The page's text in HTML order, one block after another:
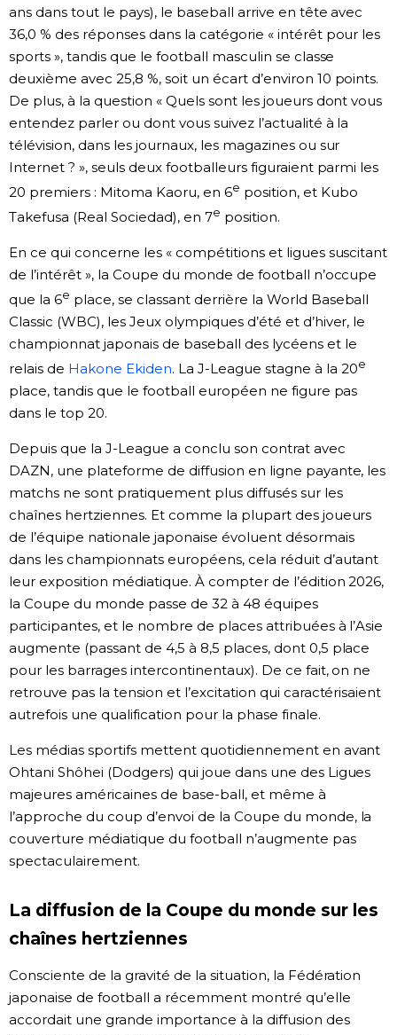
ans dans tout le pays), le baseball arrive en tête avec
36,0 % des réponses dans la catégorie « intérêt pour les
sports », tandis que le football masculin se classe
deuxième avec 25,8 %, soit un écart d’environ 10 points.
De plus, à la question « Quels sont les joueurs dont vous
entendez parler ou dont vous suivez l’actualité à la
télévision, dans les journaux, les magazines ou sur
Internet ? », seuls deux footballeurs figuraient parmi les
20 premiers : Mitoma Kaoru, en 6e position, et Kubo
Takefusa (Real Sociedad), en 7e position.
En ce qui concerne les « compétitions et ligues suscitant
de l’intérêt », la Coupe du monde de football n’occupe
que la 6e place, se classant derrière la World Baseball
Classic (WBC), les Jeux olympiques d’été et d’hiver, le
championnat japonais de baseball des lycéens et le
relais de Hakone Ekiden. La J-League stagne à la 20e
place, tandis que le football européen ne figure pas
dans le top 20.
Depuis que la J-League a conclu son contrat avec
DAZN, une plateforme de diffusion en ligne payante, les
matchs ne sont pratiquement plus diffusés sur les
chaînes hertziennes. Et comme la plupart des joueurs
de l’équipe nationale japonaise évoluent désormais
dans les championnats européens, cela réduit d’autant
leur exposition médiatique. À compter de l’édition 2026,
la Coupe du monde passe de 32 à 48 équipes
participantes, et le nombre de places attribuées à l’Asie
augmente (passant de 4,5 à 8,5 places, dont 0,5 place
pour les barrages intercontinentaux). De ce fait, on ne
retrouve pas la tension et l’excitation qui caractérisaient
autrefois une qualification pour la phase finale.
Les médias sportifs mettent quotidiennement en avant
Ohtani Shôhei (Dodgers) qui joue dans une des Ligues
majeures américaines de base-ball, et même à
l’approche du coup d’envoi de la Coupe du monde, la
couverture médiatique du football n’augmente pas
spectaculairement.
La diffusion de la Coupe du monde sur les
chaînes hertziennes
Consciente de la gravité de la situation, la Fédération
japonaise de football a récemment montré qu’elle
accordait une grande importance à la diffusion des